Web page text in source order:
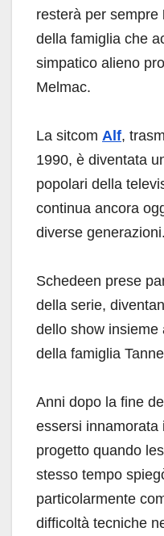
resterà per sempre
della famiglia che
simpatico alieno
Melmac.
La sitcom Alf,
1990, è diventata
popolari della
continua ancora
diverse generazioni.
Schedeen prese
della serie,
dello show insieme
della famiglia
Anni dopo la fine
essersi innamorata
progetto quando
stesso tempo
particolarmente
difficoltà tecniche